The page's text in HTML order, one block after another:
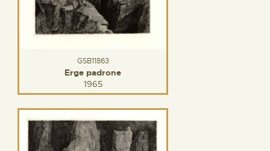
GSB11863
Erge padrone
1965